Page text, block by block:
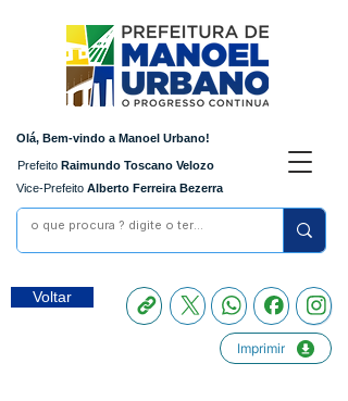
Olá, Bem-vindo a Manoel Urbano!
Prefeito Raimundo Toscano Velozo
Vice-Prefeito Alberto Ferreira Bezerra
Voltar
Imprimir